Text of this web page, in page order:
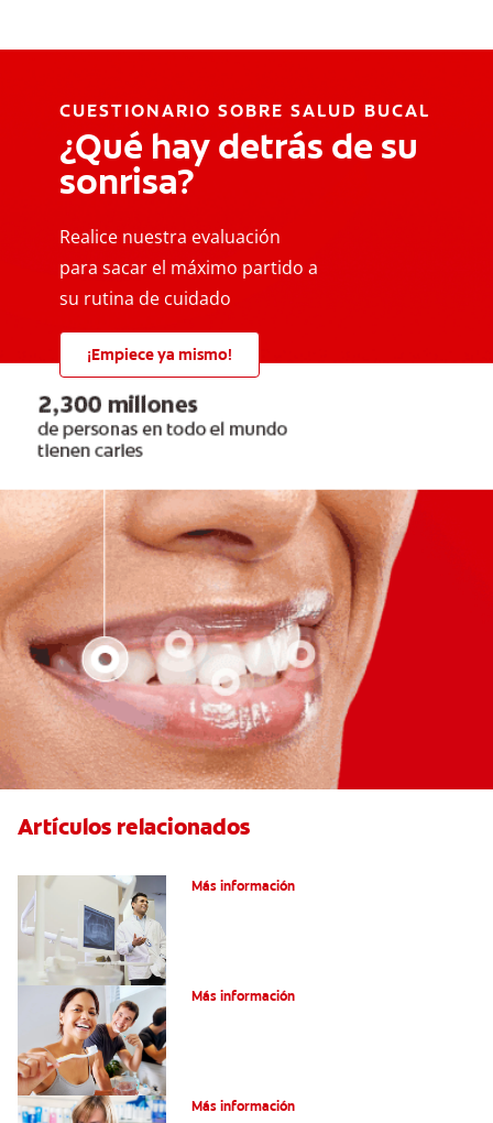
CUESTIONARIO SOBRE SALUD BUCAL
¿Qué hay detrás de su
sonrisa?
Realice nuestra evaluación
para sacar el máximo partido a
su rutina de cuidado
¡Empiece ya mismo!
Artículos relacionados
Más información
Más información
Más información